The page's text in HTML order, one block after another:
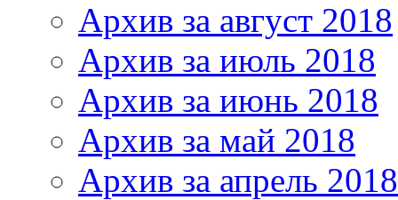
Архив за август 2018
Архив за июль 2018
Архив за июнь 2018
Архив за май 2018
Архив за апрель 2018